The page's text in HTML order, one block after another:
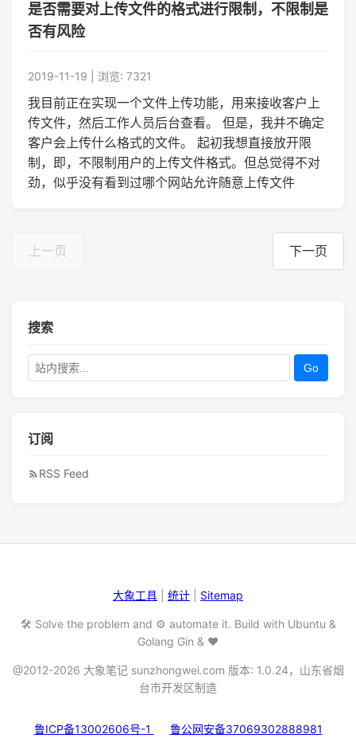
是否需要对上传文件的格式进行限制，不限制是
否有风险
2019-11-19 | 浏览: 7321
我目前正在实现一个文件上传功能，用来接收客户上
传文件，然后工作人员后台查看。 但是，我并不确定
客户会上传什么格式的文件。 起初我想直接放开限
制，即，不限制用户的上传文件格式。但总觉得不对
劲，似乎没有看到过哪个网站允许随意上传文件
上一页 下一页
搜索
Go
订阅
RSS Feed
大象工具 统计 Sitemap
🛠️ Solve the problem and ⚙️ automate it. Build with Ubuntu &
Golang Gin & ❤️
@2012-2026 大象笔记 sunzhongwei.com 版本: 1.0.24，山东省烟
台市开发区制造
鲁ICP备13002606号-1 鲁公网安备37069302888981